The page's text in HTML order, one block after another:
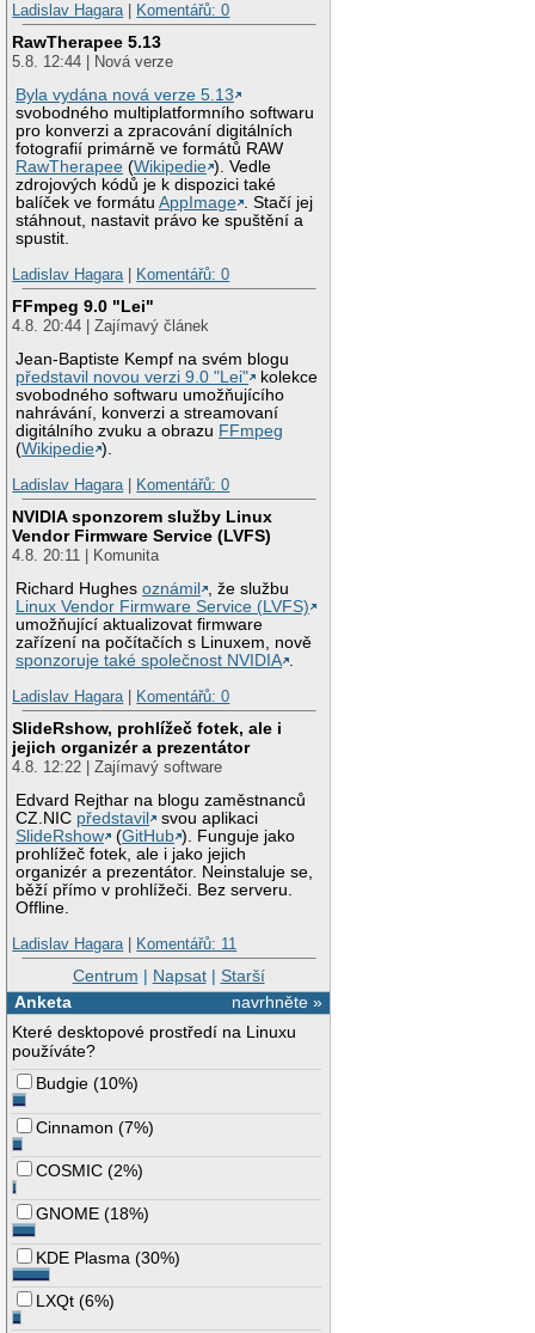
Ladislav Hagara| Komentářů: 0
RawTherapee 5.13
5.8. 12:44 | Nová verze
Byla vydána nová verze 5.13
svobodného multiplatformního softwaru
pro konverzi a zpracování digitálních
fotografií primárně ve formátů RAW
RawTherapee (Wikipedie ). Vedle
zdrojových kódů je k dispozici také
balíček ve formátuAppImage . Stačí jej
stáhnout, nastavit právo ke spuštění a
spustit.
Ladislav Hagara| Komentářů: 0
FFmpeg 9.0 "Lei"
4.8. 20:44 | Zajímavý článek
Jean-Baptiste Kempf na svém blogu
představil novou verzi 9.0 "Lei"
kolekce
svobodného softwaru umožňujícího
nahrávání, konverzi a streamovaní
digitálního zvuku a obrazu FFmpeg
(Wikipedie ).
Ladislav Hagara| Komentářů: 0
NVIDIA sponzorem služby Linux
Vendor Firmware Service (LVFS)
4.8. 20:11 | Komunita
Richard Hughesoznámil
, že službu
Linux Vendor Firmware Service (LVFS)
umožňující aktualizovat firmware
zařízení na počítačích s Linuxem, nově
sponzoruje také společnost NVIDIA .
Ladislav Hagara| Komentářů: 0
SlideRshow, prohlížeč fotek, ale i
jejich organizér a prezentátor
4.8. 12:22 | Zajímavý software
Edvard Rejthar na blogu zaměstnanců
CZ.NIC představil
svou aplikaci
SlideRshow
(GitHub ). Funguje jako
prohlížeč fotek, ale i jako jejich
organizér a prezentátor. Neinstaluje se,
běží přímo v prohlížeči. Bez serveru.
Offline.
Ladislav Hagara| Komentářů: 11
Centrum | Napsat| Starší
navrhněte »
Anketa
Které desktopové prostředí na Linuxu
používáte?
Budgie (10%)
Cinnamon (7%)
COSMIC (2%)
GNOME (18%)
KDE Plasma (30%)
LXQt (6%)